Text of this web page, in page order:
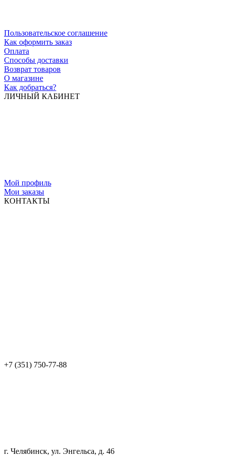
Пользовательское соглашение
Как оформить заказ
Оплата
Способы доставки
Возврат товаров
О магазине
Как добраться?
ЛИЧНЫЙ КАБИНЕТ
Мой профиль
Мои заказы
КОНТАКТЫ
+7 (351) 750-77-88
г. Челябинск, ул. Энгельса, д. 46